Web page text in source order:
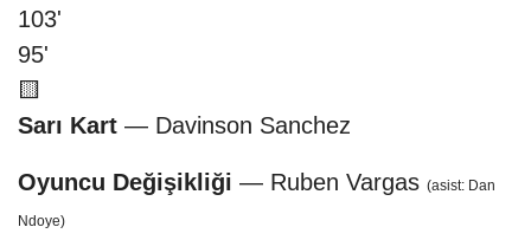
103'
95'
🟨
Sarı Kart — Davinson Sanchez
Oyuncu Değişikliği — Ruben Vargas (asist: Dan
Ndoye)